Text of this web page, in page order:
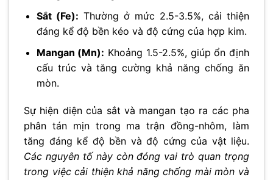
Sắt (Fe): Thường ở mức 2.5-3.5%, cải thiện
đáng kể độ bền kéo và độ cứng của hợp kim.
Mangan (Mn): Khoảng 1.5-2.5%, giúp ổn định
cấu trúc và tăng cường khả năng chống ăn
mòn.
Sự hiện diện của sắt và mangan tạo ra các pha
phân tán mịn trong ma trận đồng-nhôm, làm
tăng đáng kể độ bền và độ cứng của vật liệu.
Các nguyên tố này còn đóng vai trò quan trọng
trong việc cải thiện khả năng chống mài mòn và